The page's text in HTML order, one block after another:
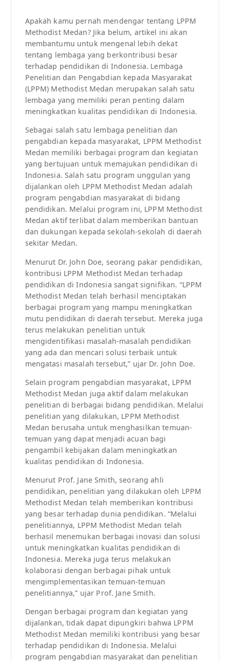
Apakah kamu pernah mendengar tentang LPPM
Methodist Medan? Jika belum, artikel ini akan
membantumu untuk mengenal lebih dekat
tentang lembaga yang berkontribusi besar
terhadap pendidikan di Indonesia. Lembaga
Penelitian dan Pengabdian kepada Masyarakat
(LPPM) Methodist Medan merupakan salah satu
lembaga yang memiliki peran penting dalam
meningkatkan kualitas pendidikan di Indonesia.
Sebagai salah satu lembaga penelitian dan
pengabdian kepada masyarakat, LPPM Methodist
Medan memiliki berbagai program dan kegiatan
yang bertujuan untuk memajukan pendidikan di
Indonesia. Salah satu program unggulan yang
dijalankan oleh LPPM Methodist Medan adalah
program pengabdian masyarakat di bidang
pendidikan. Melalui program ini, LPPM Methodist
Medan aktif terlibat dalam memberikan bantuan
dan dukungan kepada sekolah-sekolah di daerah
sekitar Medan.
Menurut Dr. John Doe, seorang pakar pendidikan,
kontribusi LPPM Methodist Medan terhadap
pendidikan di Indonesia sangat signifikan. “LPPM
Methodist Medan telah berhasil menciptakan
berbagai program yang mampu meningkatkan
mutu pendidikan di daerah tersebut. Mereka juga
terus melakukan penelitian untuk
mengidentifikasi masalah-masalah pendidikan
yang ada dan mencari solusi terbaik untuk
mengatasi masalah tersebut,” ujar Dr. John Doe.
Selain program pengabdian masyarakat, LPPM
Methodist Medan juga aktif dalam melakukan
penelitian di berbagai bidang pendidikan. Melalui
penelitian yang dilakukan, LPPM Methodist
Medan berusaha untuk menghasilkan temuan-
temuan yang dapat menjadi acuan bagi
pengambil kebijakan dalam meningkatkan
kualitas pendidikan di Indonesia.
Menurut Prof. Jane Smith, seorang ahli
pendidikan, penelitian yang dilakukan oleh LPPM
Methodist Medan telah memberikan kontribusi
yang besar terhadap dunia pendidikan. “Melalui
penelitiannya, LPPM Methodist Medan telah
berhasil menemukan berbagai inovasi dan solusi
untuk meningkatkan kualitas pendidikan di
Indonesia. Mereka juga terus melakukan
kolaborasi dengan berbagai pihak untuk
mengimplementasikan temuan-temuan
penelitiannya,” ujar Prof. Jane Smith.
Dengan berbagai program dan kegiatan yang
dijalankan, tidak dapat dipungkiri bahwa LPPM
Methodist Medan memiliki kontribusi yang besar
terhadap pendidikan di Indonesia. Melalui
program pengabdian masyarakat dan penelitian